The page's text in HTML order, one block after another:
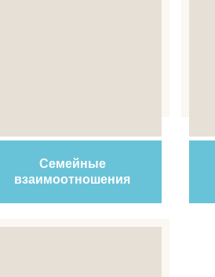
Семейные
взаимоотношения